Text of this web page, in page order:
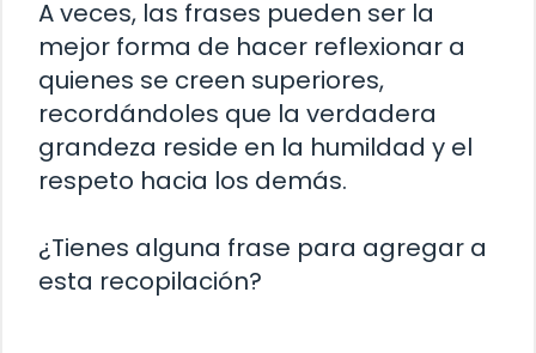
A veces, las frases pueden ser la
mejor forma de hacer reflexionar a
quienes se creen superiores,
recordándoles que la verdadera
grandeza reside en la humildad y el
respeto hacia los demás.
¿Tienes alguna frase para agregar a
esta recopilación?